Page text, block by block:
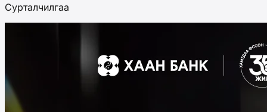
Сурталчилгаа